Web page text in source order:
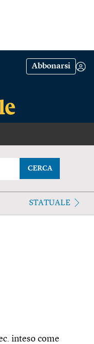
Abbonarsi
CERCA
STATUALE
inteso come